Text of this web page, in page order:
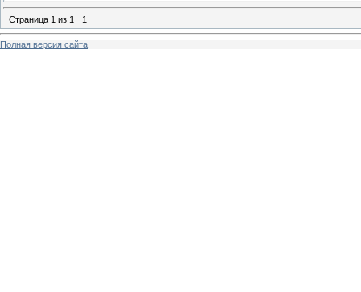
Страница 1 из 1 1
Полная версия сайта